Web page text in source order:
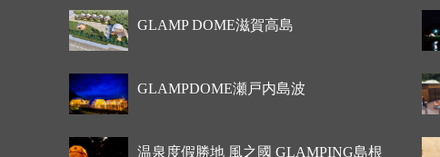
GLAMP DOME滋賀高島
GLAMPDOME瀬戸内島波
温泉度假勝地 風之國 GLAMPING島根